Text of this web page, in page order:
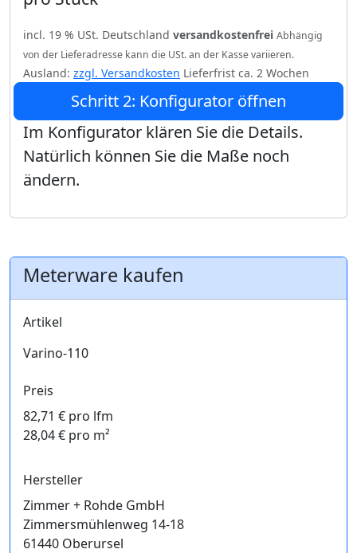
incl. 19 % USt. Deutschland versandkostenfrei Abhängig
von der Lieferadresse kann die USt. an der Kasse variieren.
Ausland: zzgl. Versandkosten Lieferfrist ca. 2 Wochen
Schritt 2: Konfigurator öffnen
Im Konfigurator klären Sie die Details.
Natürlich können Sie die Maße noch
ändern.
Meterware kaufen
Artikel
Varino-110
Preis
82,71 € pro lfm
28,04 € pro m²
Hersteller
Zimmer + Rohde GmbH
Zimmersmühlenweg 14-18
61440 Oberursel